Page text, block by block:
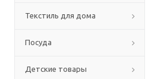
Текстиль для дома
Посуда
Детские товары